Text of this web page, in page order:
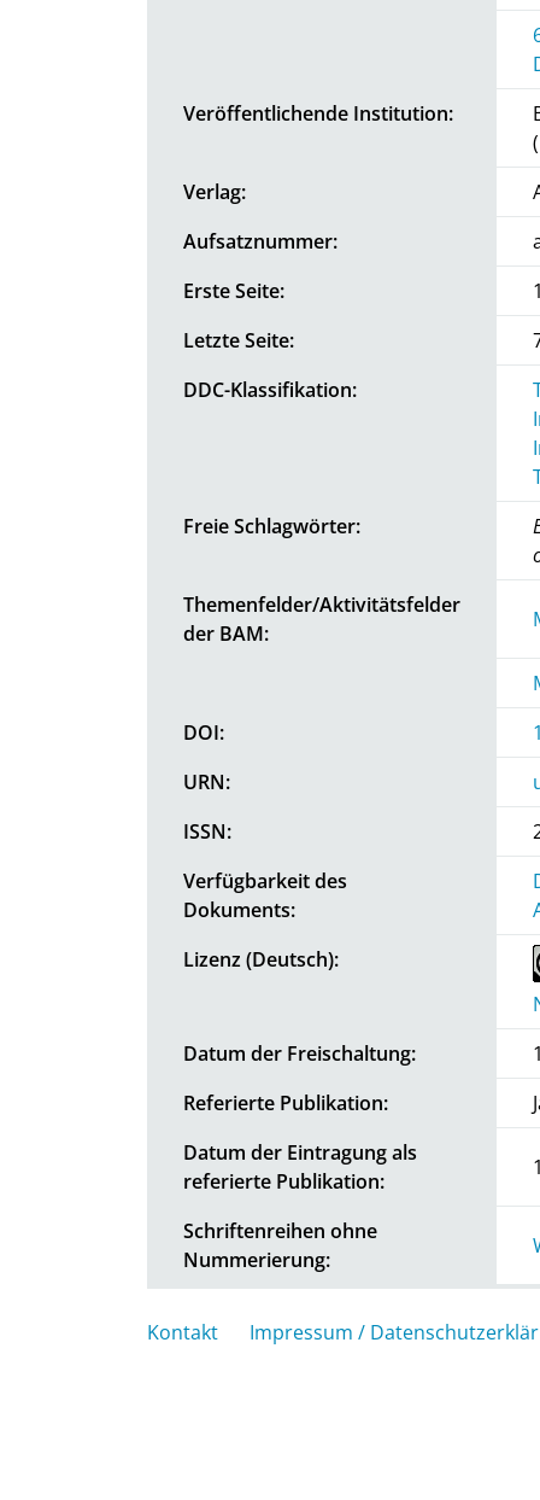
Veröffentlichende Institution:
Verlag:
Aufsatznummer:
Erste Seite:
Letzte Seite:
DDC-Klassifikation:
Freie Schlagwörter:
Themenfelder/Aktivitätsfelder
der BAM:
DOI:
URN:
ISSN:
Verfügbarkeit des
Dokuments:
Lizenz (Deutsch):
Datum der Freischaltung:
Referierte Publikation:
Datum der Eintragung als
referierte Publikation:
Schriftenreihen ohne
Nummerierung:
Kontakt Impressum /